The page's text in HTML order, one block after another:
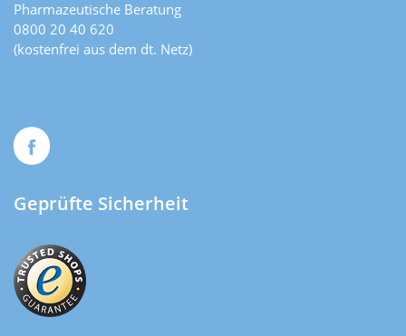
Pharmazeutische Beratung
0800 20 40 620
(kostenfrei aus dem dt. Netz)
Geprüfte Sicherheit